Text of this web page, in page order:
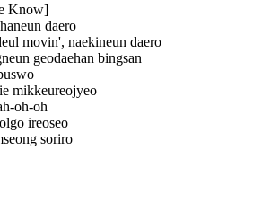
Know]
daero
movin', naekineun daero
geodaehan bingsan
mikkeureojyeo
oh-oh
ireoseo
soriro